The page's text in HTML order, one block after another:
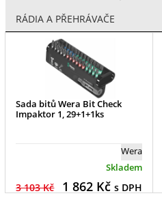
RÁDIA A PŘEHRÁVAČE
Sada bitů Wera Bit Check
Impaktor 1, 29+1+1ks
Wera
Skladem
3 103 Kč 1 862Kč s DPH